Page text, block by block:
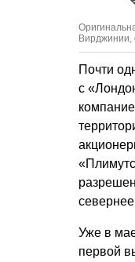
Вирджинии,
Почти
с
Уже в
первой